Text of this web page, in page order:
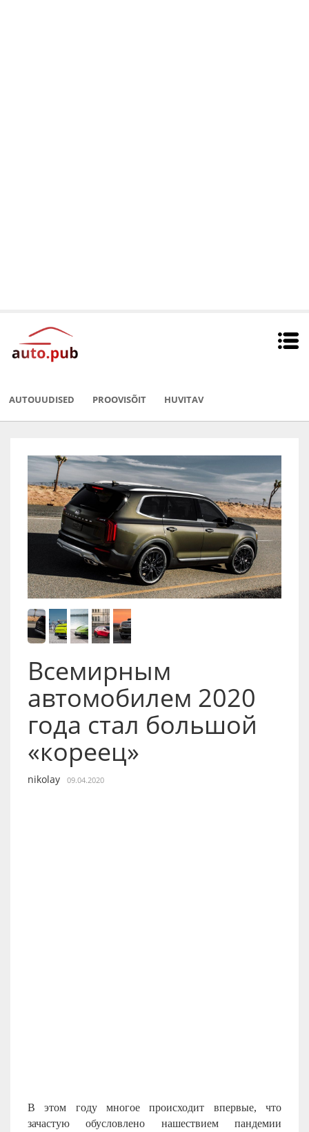
AUTOUUDISED PROOVISÕIT HUVITAV
Всемирным
автомобилем 2020
года стал большой
«кореец»
nikolay 09.04.2020
В этом году многое происходит впервые, что
зачастую обусловлено нашествием пандемии